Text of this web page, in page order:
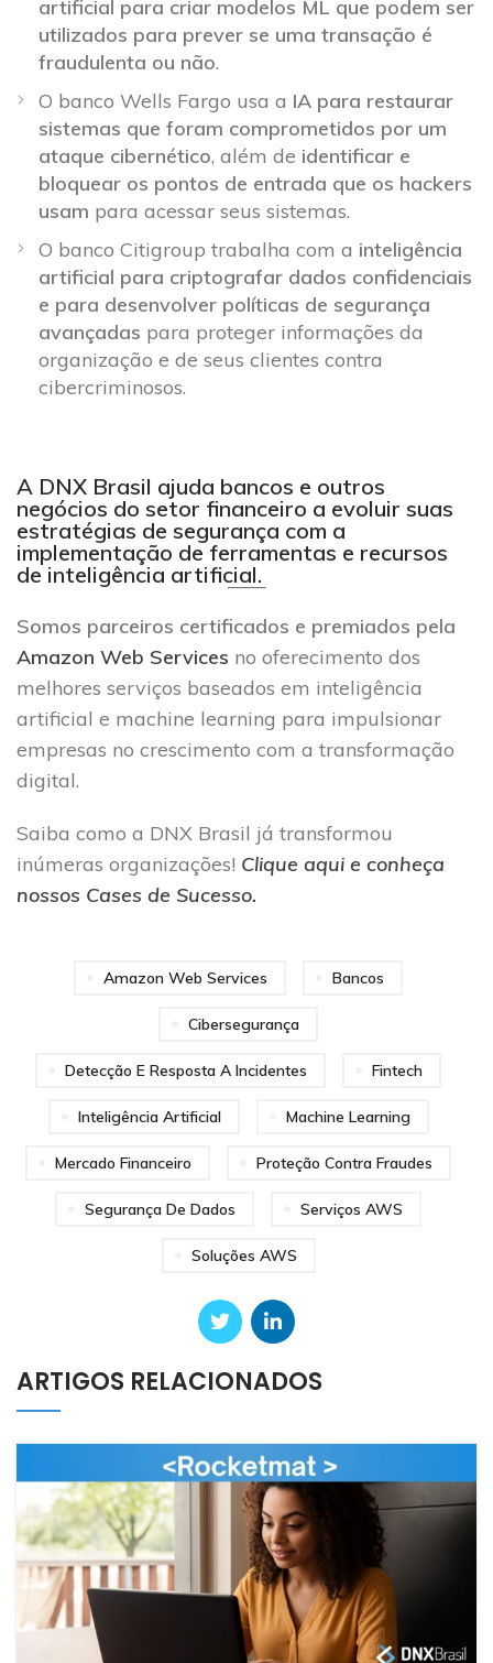
artificial para criar modelos ML que podem ser
utilizados para prever se uma transação é
fraudulenta ou não.
O banco Wells Fargo usa a IA para restaurar
sistemas que foram comprometidos por um
ataque cibernético, além de identificar e
bloquear os pontos de entrada que os hackers
usam para acessar seus sistemas.
O banco Citigroup trabalha com a inteligência
artificial para criptografar dados confidenciais
e para desenvolver políticas de segurança
avançadas para proteger informações da
organização e de seus clientes contra
cibercriminosos.
A DNX Brasil ajuda bancos e outros
negócios do setor financeiro a evoluir suas
estratégias de segurança com a
implementação de ferramentas e recursos
de inteligência artificial.
Somos parceiros certificados e premiados pela
Amazon Web Services no oferecimento dos
melhores serviços baseados em inteligência
artificial e machine learning para impulsionar
empresas no crescimento com a transformação
digital.
Saiba como a DNX Brasil já transformou
inúmeras organizações! Clique aqui e conheça
nossos Cases de Sucesso.
Amazon Web Services Bancos
Cibersegurança
Detecção E Resposta A Incidentes Fintech
Inteligência Artificial Machine Learning
Mercado Financeiro Proteção Contra Fraudes
Segurança De Dados Serviços AWS
Soluções AWS
ARTIGOS RELACIONADOS